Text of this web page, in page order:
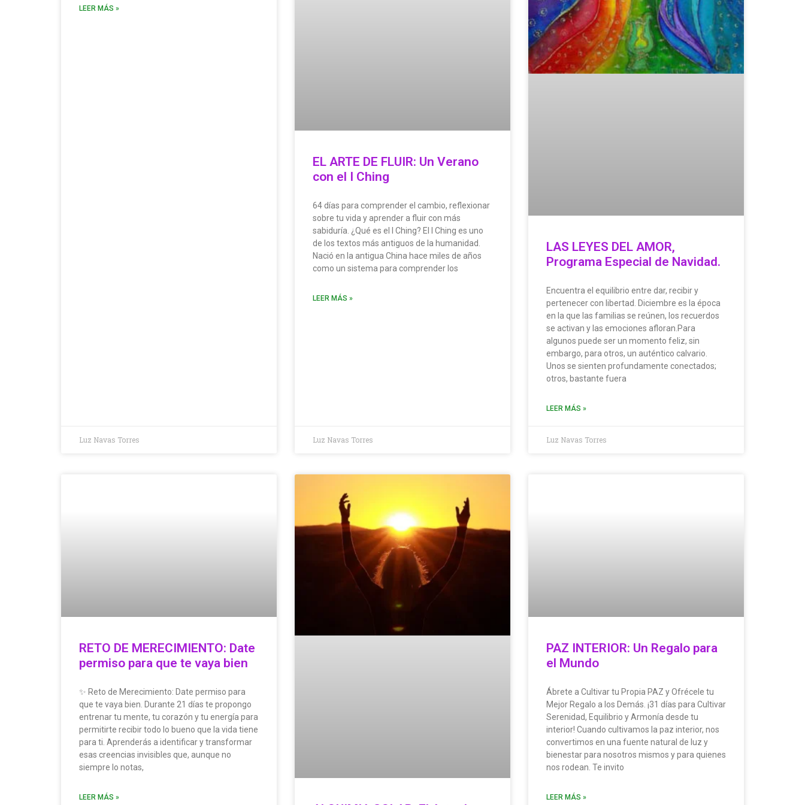
LEER MÁS »
Luz Navas Torres
EL ARTE DE FLUIR: Un Verano
con el I Ching
64 días para comprender el cambio, reflexionar
sobre tu vida y aprender a fluir con más
sabiduría. ¿Qué es el I Ching? El I Ching es uno
de los textos más antiguos de la humanidad.
Nació en la antigua China hace miles de años
como un sistema para comprender los
LEER MÁS »
Luz Navas Torres
LAS LEYES DEL AMOR,
Programa Especial de Navidad.
Encuentra el equilibrio entre dar, recibir y
pertenecer con libertad. Diciembre es la época
en la que las familias se reúnen, los recuerdos
se activan y las emociones afloran.Para
algunos puede ser un momento feliz, sin
embargo, para otros, un auténtico calvario.
Unos se sienten profundamente conectados;
otros, bastante fuera
LEER MÁS »
Luz Navas Torres
RETO DE MERECIMIENTO: Date
permiso para que te vaya bien
✨ Reto de Merecimiento: Date permiso para
que te vaya bien. Durante 21 días te propongo
entrenar tu mente, tu corazón y tu energía para
permitirte recibir todo lo bueno que la vida tiene
para ti. Aprenderás a identificar y transformar
esas creencias invisibles que, aunque no
siempre lo notas,
LEER MÁS »
PAZ INTERIOR: Un Regalo para
el Mundo
Ábrete a Cultivar tu Propia PAZ y Ofrécele tu
Mejor Regalo a los Demás. ¡31 días para Cultivar
Serenidad, Equilibrio y Armonía desde tu
interior! Cuando cultivamos la paz interior, nos
convertimos en una fuente natural de luz y
bienestar para nosotros mismos y para quienes
nos rodean. Te invito
LEER MÁS »